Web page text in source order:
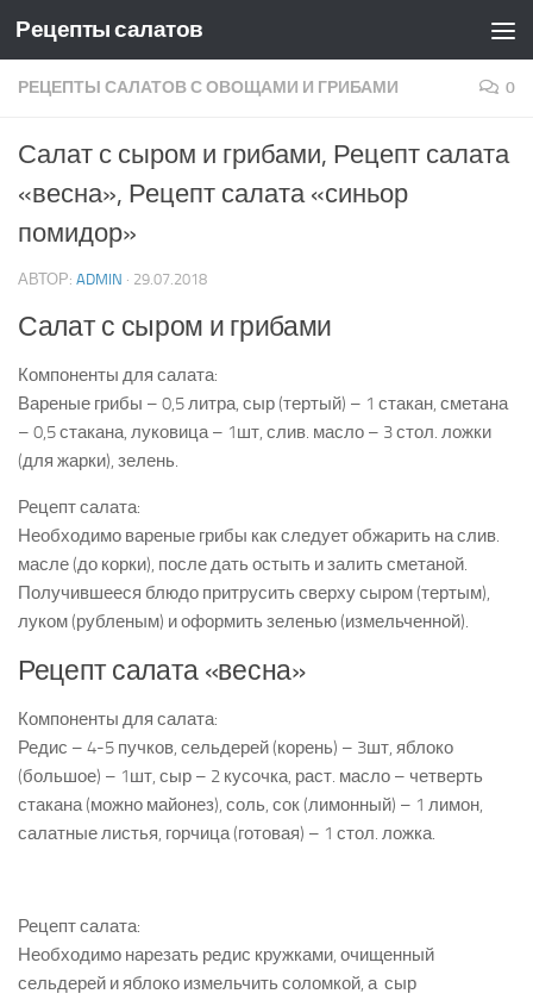
Skip to content
Рецепты салатов
РЕЦЕПТЫ САЛАТОВ С ОВОЩАМИ И ГРИБАМИ 0
Салат с сыром и грибами, Рецепт салата
«весна», Рецепт салата «синьор
помидор»
АВТОР: ADMIN · 29.07.2018
Салат с сыром и грибами
Компоненты для салата:
Вареные грибы – 0,5 литра, сыр (тертый) – 1 стакан, сметана
– 0,5 стакана, луковица – 1шт, слив. масло – 3 стол. ложки
(для жарки), зелень.
Рецепт салата:
Необходимо вареные грибы как следует обжарить на слив.
масле (до корки), после дать остыть и залить сметаной.
Получившееся блюдо притрусить сверху сыром (тертым),
луком (рубленым) и оформить зеленью (измельченной).
Рецепт салата «весна»
Компоненты для салата:
Редис – 4-5 пучков, сельдерей (корень) – 3шт, яблоко
(большое) – 1шт, сыр – 2 кусочка, раст. масло – четверть
стакана (можно майонез), соль, сок (лимонный) – 1 лимон,
салатные листья, горчица (готовая) – 1 стол. ложка.
Рецепт салата:
Необходимо нарезать редис кружками, очищенный
сельдерей и яблоко измельчить соломкой, а сыр